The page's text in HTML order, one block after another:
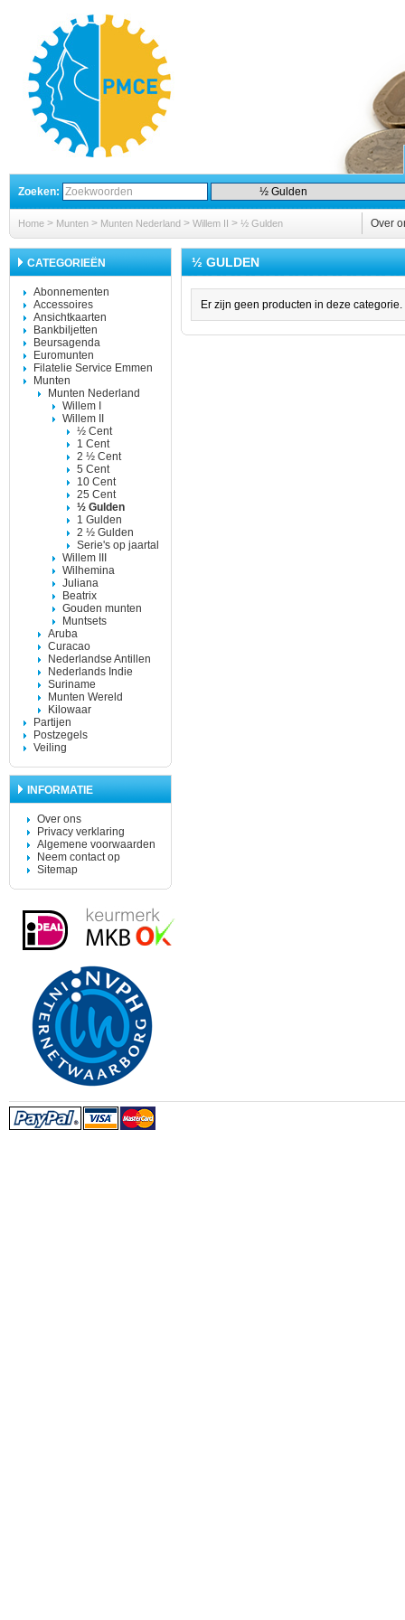
Zoeken:
Home > Munten > Munten Nederland > Willem II > ½ Gulden Over
CATEGORIEËN
Abonnementen
Accessoires
Ansichtkaarten
Bankbiljetten
Beursagenda
Euromunten
Filatelie Service Emmen
Munten
Munten Nederland
Willem I
Willem II
½ Cent
1 Cent
2 ½ Cent
5 Cent
10 Cent
25 Cent
½ Gulden
1 Gulden
2 ½ Gulden
Serie's op jaartal
Willem III
Wilhemina
Juliana
Beatrix
Gouden munten
Muntsets
Aruba
Curacao
Nederlandse Antillen
Nederlands Indie
Suriname
Munten Wereld
Kilowaar
Partijen
Postzegels
Veiling
INFORMATIE
Over ons
Privacy verklaring
Algemene voorwaarden
Neem contact op
Sitemap
½ GULDEN
Er zijn geen producten in deze categorie.